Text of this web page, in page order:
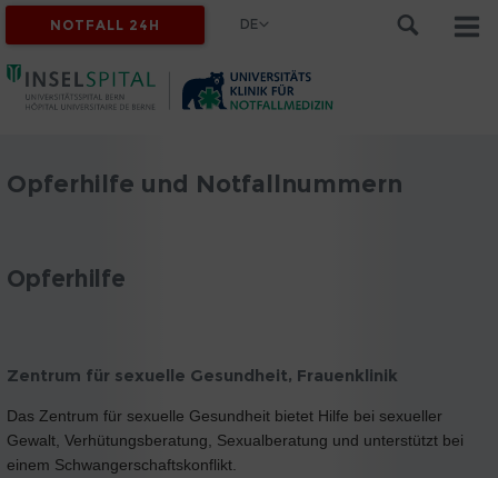
NOTFALL 24H DE
Opferhilfe und Notfallnummern
Opferhilfe
Zentrum für sexuelle Gesundheit, Frauenklinik
Das Zentrum für sexuelle Gesundheit bietet Hilfe bei sexueller
Gewalt, Verhütungsberatung, Sexualberatung und unterstützt bei
einem Schwangerschaftskonflikt.